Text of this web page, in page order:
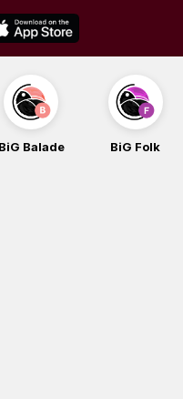
BiG Balade BiG Folk